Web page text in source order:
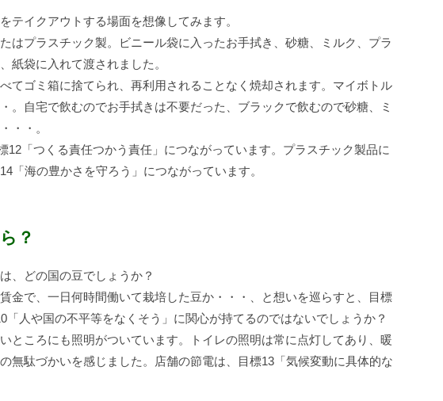
テイクアウトする場面を想像してみます。
はプラスチック製。ビニール袋に入ったお手拭き、砂糖、ミルク、プラ
紙袋に入れて渡されました。
てゴミ箱に捨てられ、再利用されることなく焼却されます。マイボトル
。自宅で飲むのでお手拭きは不要だった、ブラックで飲むので砂糖、ミ
・・。
12「つくる責任つかう責任」につながっています。プラスチック製品に
「海の豊かさを守ろう」につながっています。
？
、どの国の豆でしょうか？
金で、一日何時間働いて栽培した豆か・・・、と想いを巡らすと、目標
「人や国の不平等をなくそう」に関心が持てるのではないでしょうか？
ところにも照明がついています。トイレの照明は常に点灯してあり、暖
無駄づかいを感じました。店舗の節電は、目標13「気候変動に具体的な